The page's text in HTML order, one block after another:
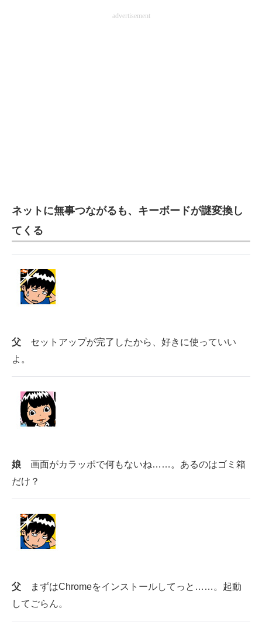
advertisement
ネットに無事つながるも、キーボードが謎変換し
てくる
父 セットアップが完了したから、好きに使っていい
よ。
娘 画面がカラッポで何もないね……。あるのはゴミ箱
だけ？
父 まずはChromeをインストールしてっと……。起動
してごらん。